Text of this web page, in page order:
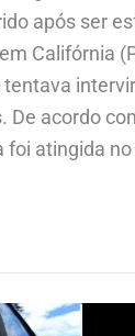
após ser
Califórnia
tentava
De acordo
foi atingida